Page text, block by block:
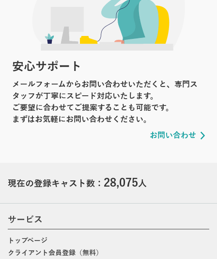
安心サポート
メールフォームからお問い合わせいただくと、専門ス
タッフが丁寧にスピード対応いたします。
ご要望に合わせてご提案することも可能です。
まずはお気軽にお問い合わせください。
お問い合わせ
現在の登録キャスト数： 28,075人
サービス
トップページ
クライアント会員登録（無料）